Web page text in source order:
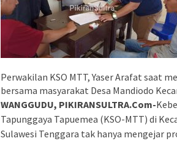
Perwakilan KSO MTT, Yaser Arafat saat
bersama masyarakat Desa Mandiodo
WANGGUDU, PIKIRANSULTRA.Com-
Tapunggaya Tapuemea (KSO-MTT) di
Sulawesi Tenggara tak hanya mengejar